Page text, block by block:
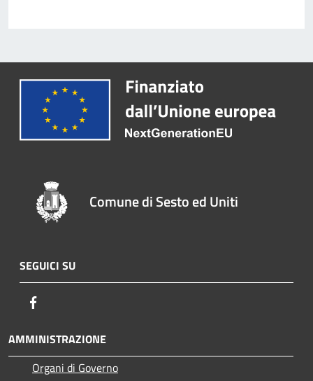
Comune di Sesto ed Uniti
SEGUICI SU
AMMINISTRAZIONE
Organi di Governo